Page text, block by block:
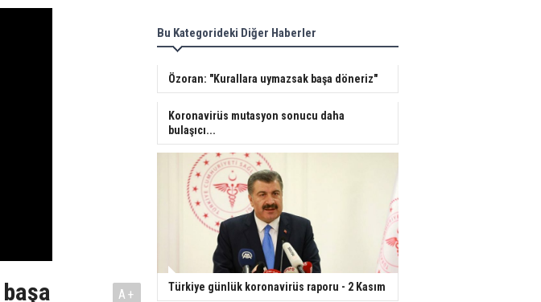
A+
Bu Kategorideki Diğer Haberler
Özoran: "Kurallara uymazsak başa döneriz"
Koronavirüs mutasyon sonucu daha
bulaşıcı...
Türkiye günlük koronavirüs raporu - 2 Kasım